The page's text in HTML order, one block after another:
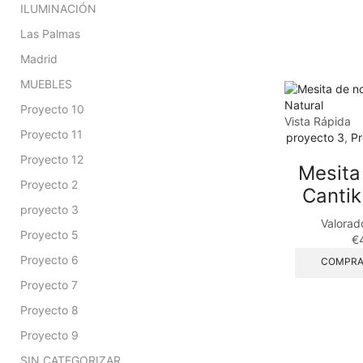
Vista Rápida
proyecto 3,
€
ILUMINACIÓN
Las Palmas
Madrid
MUEBLES
Proyecto 10
Proyecto 11
Proyecto 12
Proyecto 2
proyecto 3
Proyecto 5
Proyecto 6
Proyecto 7
Proyecto 8
Proyecto 9
SIN CATEGORIZAR